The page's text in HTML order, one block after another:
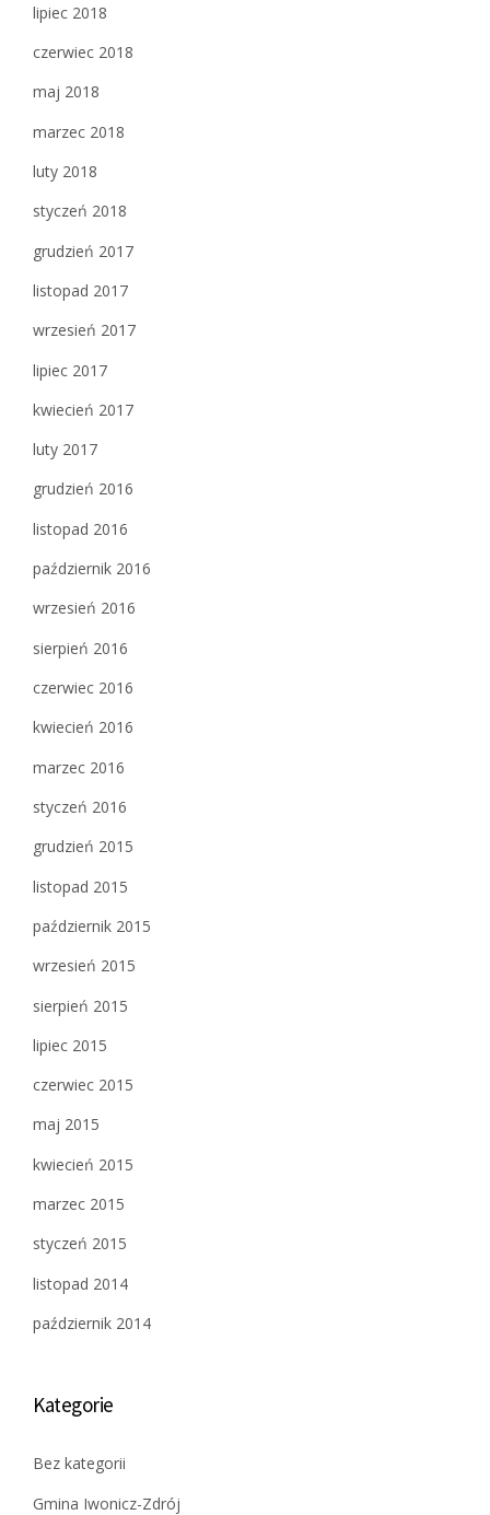
lipiec 2018
czerwiec 2018
maj 2018
marzec 2018
luty 2018
styczeń 2018
grudzień 2017
listopad 2017
wrzesień 2017
lipiec 2017
kwiecień 2017
luty 2017
grudzień 2016
listopad 2016
październik 2016
wrzesień 2016
sierpień 2016
czerwiec 2016
kwiecień 2016
marzec 2016
styczeń 2016
grudzień 2015
listopad 2015
październik 2015
wrzesień 2015
sierpień 2015
lipiec 2015
czerwiec 2015
maj 2015
kwiecień 2015
marzec 2015
styczeń 2015
listopad 2014
październik 2014
Kategorie
Bez kategorii
Gmina Iwonicz-Zdrój